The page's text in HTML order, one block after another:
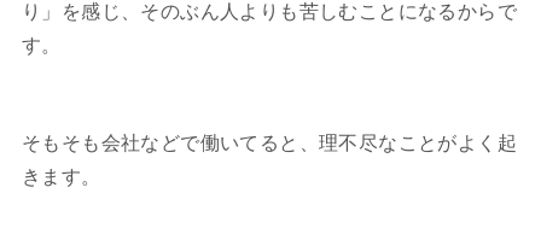
り」を感じ、そのぶん人よりも苦しむことになるからで
す。
そもそも会社などで働いてると、理不尽なことがよく起
きます。